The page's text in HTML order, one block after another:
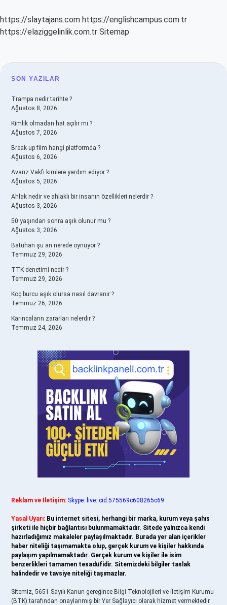
https://slaytajans.com https://englishcampus.com.tr
https://elaziggelinlik.com.tr Sitemap
SIDEBAR
SON YAZILAR
Trampa nedir tarihte ?
Ağustos 8, 2026
Kimlik olmadan hat açılır mı ?
Ağustos 7, 2026
Break up film hangi platformda ?
Ağustos 6, 2026
Avarız Vakfı kimlere yardım ediyor ?
Ağustos 5, 2026
Ahlak nedir ve ahlaklı bir insanın özellikleri nelerdir ?
Ağustos 3, 2026
50 yaşından sonra aşık olunur mu ?
Ağustos 3, 2026
Batuhan şu an nerede oynuyor ?
Temmuz 29, 2026
TTK denetimi nedir ?
Temmuz 29, 2026
Koç burcu aşık olursa nasıl davranır ?
Temmuz 26, 2026
Karıncaların zararları nelerdir ?
Temmuz 24, 2026
Reklam ve İletişim: Skype: live:.cid.575569c608265c69
Yasal Uyarı: Bu internet sitesi, herhangi bir marka, kurum veya şahıs
şirketi ile hiçbir bağlantısı bulunmamaktadır. Sitede yalnızca kendi
hazırladığımız makaleler paylaşılmaktadır. Burada yer alan içerikler
haber niteliği taşımamakta olup, gerçek kurum ve kişiler hakkında
paylaşım yapılmamaktadır. Gerçek kurum ve kişiler ile isim
benzerlikleri tamamen tesadüfidir. Sitemizdeki bilgiler taslak
halindedir ve tavsiye niteliği taşımazlar.
Sitemiz, 5651 Sayılı Kanun gereğince Bilgi Teknolojileri ve İletişim Kurumu
(BTK) tarafından onaylanmış bir Yer Sağlayıcı olarak hizmet vermektedir.